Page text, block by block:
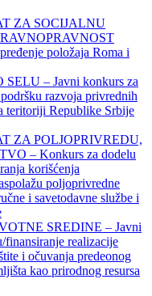
ZA SOCIJALNU
položaja Roma i
– Javni konkurs za
razvoja privrednih
teritoriji Republike Srbije
ZA POLJOPRIVREDU,
– Konkurs za dodelu
korišćenja
poljoprivredne
i savetodavne službe i
SREDINE – Javni
finansiranje realizacije
i očuvanja predeonog
kao prirodnog resursa